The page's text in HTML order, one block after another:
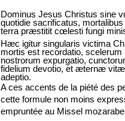
Dominus Jesus Christus sine
quotidie sacrificatus, mortalibus
terra præstitit cœlesti fungi
Hæc igitur singularis victima
mortis est recordatio, scelerum
nostrorum expurgatio,
fidelium devotio, et æternæ vitæ
adeptio.
A ces accents de la piété des
cette formule non moins
empruntée au Missel